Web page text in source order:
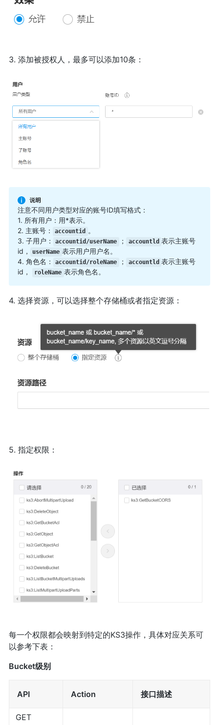
3. 添加被授权人，最多可以添加10条：
注意不同用户类型对应的账号ID填写格式：
1. 所有用户：用*表示。
2. 主账号：
accountid
。
3. 子用户：
accountid/userName ； accountld 表示主账号
id，
userName 表示用户用户名。
4. 角色名：
accountid/roleName ； accountld 表示主账号
id，
roleName 表示角色名。
4. 选择资源，可以选择整个存储桶或者指定资源：
5. 指定权限：
每一个权限都会映射到特定的KS3操作，具体对应关系可
以参考下表：
Bucket级别
API Action 接口描述
GET